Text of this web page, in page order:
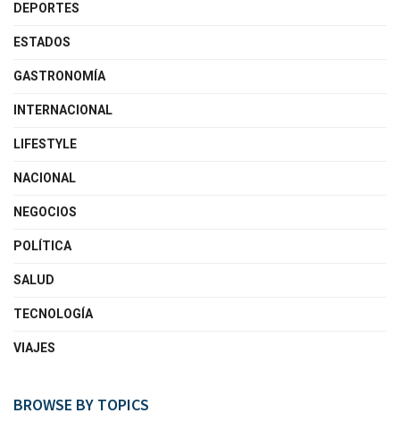
DEPORTES
ESTADOS
GASTRONOMÍA
INTERNACIONAL
LIFESTYLE
NACIONAL
NEGOCIOS
POLÍTICA
SALUD
TECNOLOGÍA
VIAJES
BROWSE BY TOPICS